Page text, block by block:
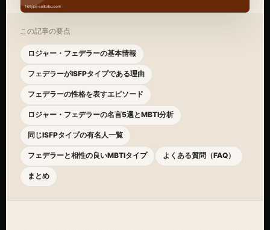
この記事の要点
ロジャー・フェデラーの基本情報
フェデラーがISFPタイプである理由
フェデラーの性格を表すエピソード
ロジャー・フェデラーの名言5選とMBTI分析
同じISFPタイプの有名人一覧
フェデラーと相性の良いMBTIタイプ よくある質問（FAQ）
まとめ